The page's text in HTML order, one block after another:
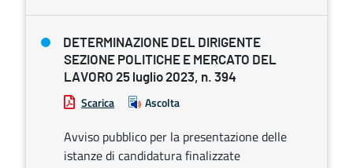
DETERMINAZIONE DEL DIRIGENTE
SEZIONE POLITICHE E MERCATO DEL
LAVORO 25 luglio 2023, n. 394
Scarica Ascolta
Avviso pubblico per la presentazione delle
istanze di candidatura finalizzate